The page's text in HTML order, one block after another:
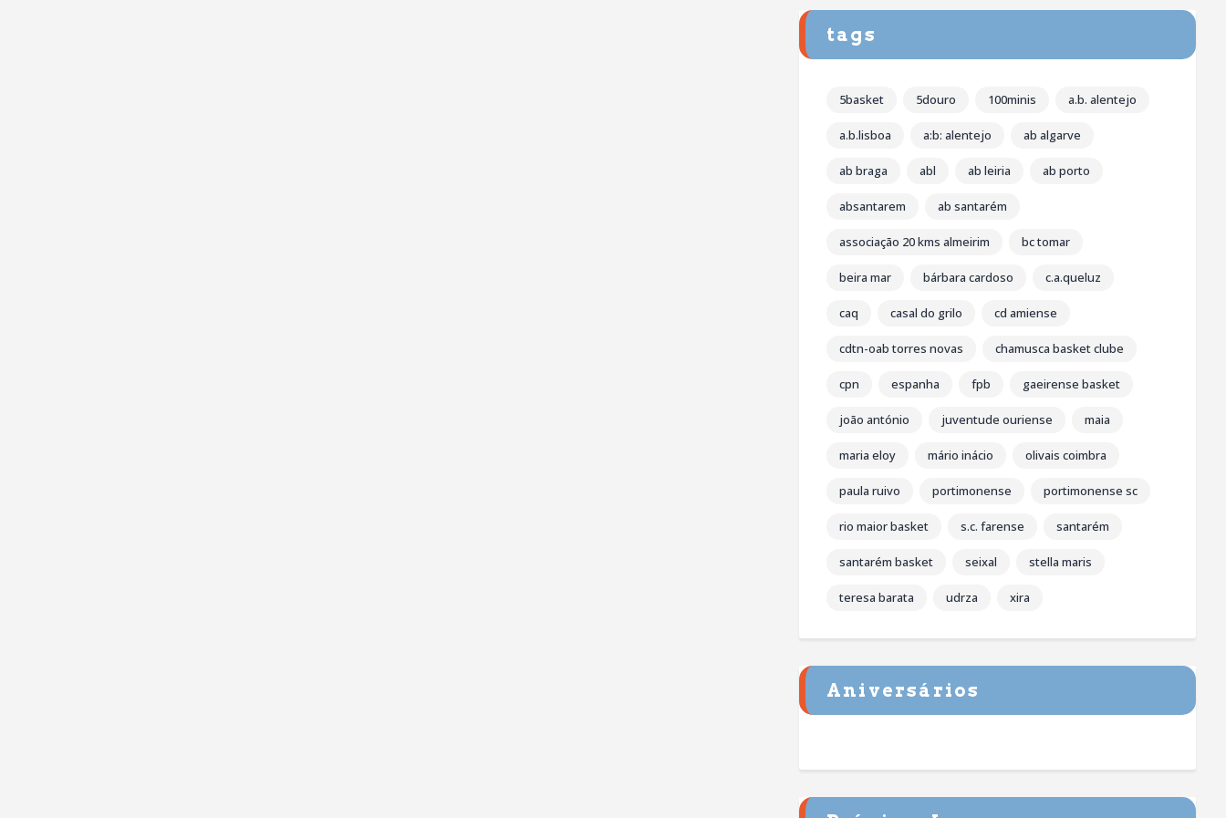
tags
5basket 5douro 100minis a.b. alentejo
a.b.lisboa a:b: alentejo ab algarve
ab braga abl ab leiria ab porto
absantarem ab santarém
associação 20 kms almeirim bc tomar
beira mar bárbara cardoso c.a.queluz
caq casal do grilo cd amiense
cdtn-oab torres novas chamusca basket clube
cpn espanha fpb gaeirense basket
joão antónio juventude ouriense maia
maria eloy mário inácio olivais coimbra
paula ruivo portimonense portimonense sc
rio maior basket s.c. farense santarém
santarém basket seixal stella maris
teresa barata udrza xira
Aniversários